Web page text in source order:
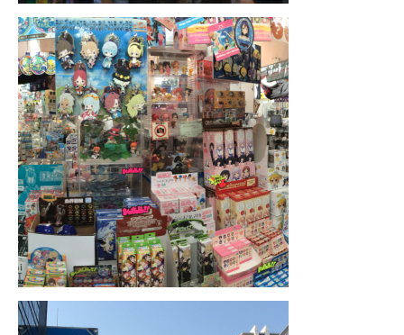
JAPON
– Osaka
PÉROU
PORTUGAL
USA
– Los Angeles
VIETNAM
– Hanoi
– Hué & Hoi An